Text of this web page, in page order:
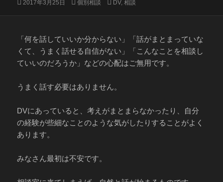
投
2017年3月25日
カ
ー
個別相談
タ
DV,相談
「何を話していいか分からない」「話がまとまっていな
くて、うまく話せる自信がない」「こんなことを相談し
ていいのだろうか」などの心配はご無用です。
うまく話す必要はありません。
DVにあっていると、考えがまとまらなかったり、自分
の経験が些細なことのような気がしたりすることがよく
あります。
みなさん最初は不安です。